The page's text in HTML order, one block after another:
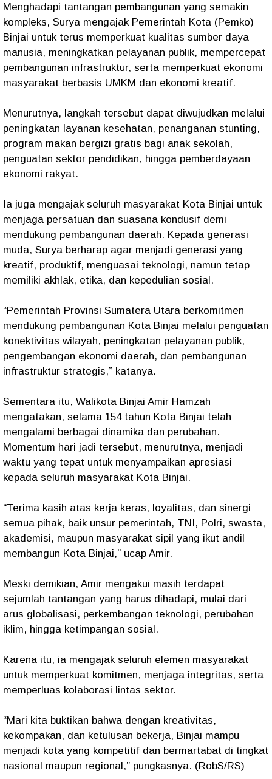
Menghadapi tantangan pembangunan yang semakin
kompleks, Surya mengajak Pemerintah Kota (Pemko)
Binjai untuk terus memperkuat kualitas sumber daya
manusia, meningkatkan pelayanan publik, mempercepat
pembangunan infrastruktur, serta memperkuat ekonomi
masyarakat berbasis UMKM dan ekonomi kreatif.
Menurutnya, langkah tersebut dapat diwujudkan melalui
peningkatan layanan kesehatan, penanganan stunting,
program makan bergizi gratis bagi anak sekolah,
penguatan sektor pendidikan, hingga pemberdayaan
ekonomi rakyat.
Ia juga mengajak seluruh masyarakat Kota Binjai untuk
menjaga persatuan dan suasana kondusif demi
mendukung pembangunan daerah. Kepada generasi
muda, Surya berharap agar menjadi generasi yang
kreatif, produktif, menguasai teknologi, namun tetap
memiliki akhlak, etika, dan kepedulian sosial.
“Pemerintah Provinsi Sumatera Utara berkomitmen
mendukung pembangunan Kota Binjai melalui penguatan
konektivitas wilayah, peningkatan pelayanan publik,
pengembangan ekonomi daerah, dan pembangunan
infrastruktur strategis,” katanya.
Sementara itu, Walikota Binjai Amir Hamzah
mengatakan, selama 154 tahun Kota Binjai telah
mengalami berbagai dinamika dan perubahan.
Momentum hari jadi tersebut, menurutnya, menjadi
waktu yang tepat untuk menyampaikan apresiasi
kepada seluruh masyarakat Kota Binjai.
“Terima kasih atas kerja keras, loyalitas, dan sinergi
semua pihak, baik unsur pemerintah, TNI, Polri, swasta,
akademisi, maupun masyarakat sipil yang ikut andil
membangun Kota Binjai,” ucap Amir.
Meski demikian, Amir mengakui masih terdapat
sejumlah tantangan yang harus dihadapi, mulai dari
arus globalisasi, perkembangan teknologi, perubahan
iklim, hingga ketimpangan sosial.
Karena itu, ia mengajak seluruh elemen masyarakat
untuk memperkuat komitmen, menjaga integritas, serta
memperluas kolaborasi lintas sektor.
“Mari kita buktikan bahwa dengan kreativitas,
kekompakan, dan ketulusan bekerja, Binjai mampu
menjadi kota yang kompetitif dan bermartabat di tingkat
nasional maupun regional,” pungkasnya. (RobS/RS)